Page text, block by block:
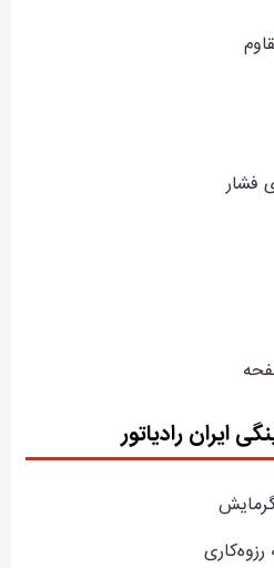
فشار
ایران رادیاتور